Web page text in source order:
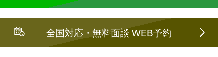
全国対応・無料面談 WEB予約